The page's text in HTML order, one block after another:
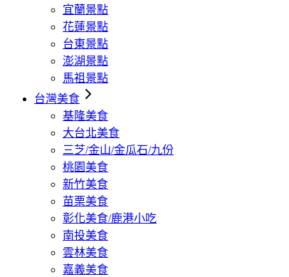
宜蘭景點
花蓮景點
台東景點
澎湖景點
馬祖景點
台灣美食
基隆美食
大台北美食
三芝/金山/金瓜石/九份
桃園美食
新竹美食
苗栗美食
彰化美食/鹿港小吃
南投美食
雲林美食
嘉義美食